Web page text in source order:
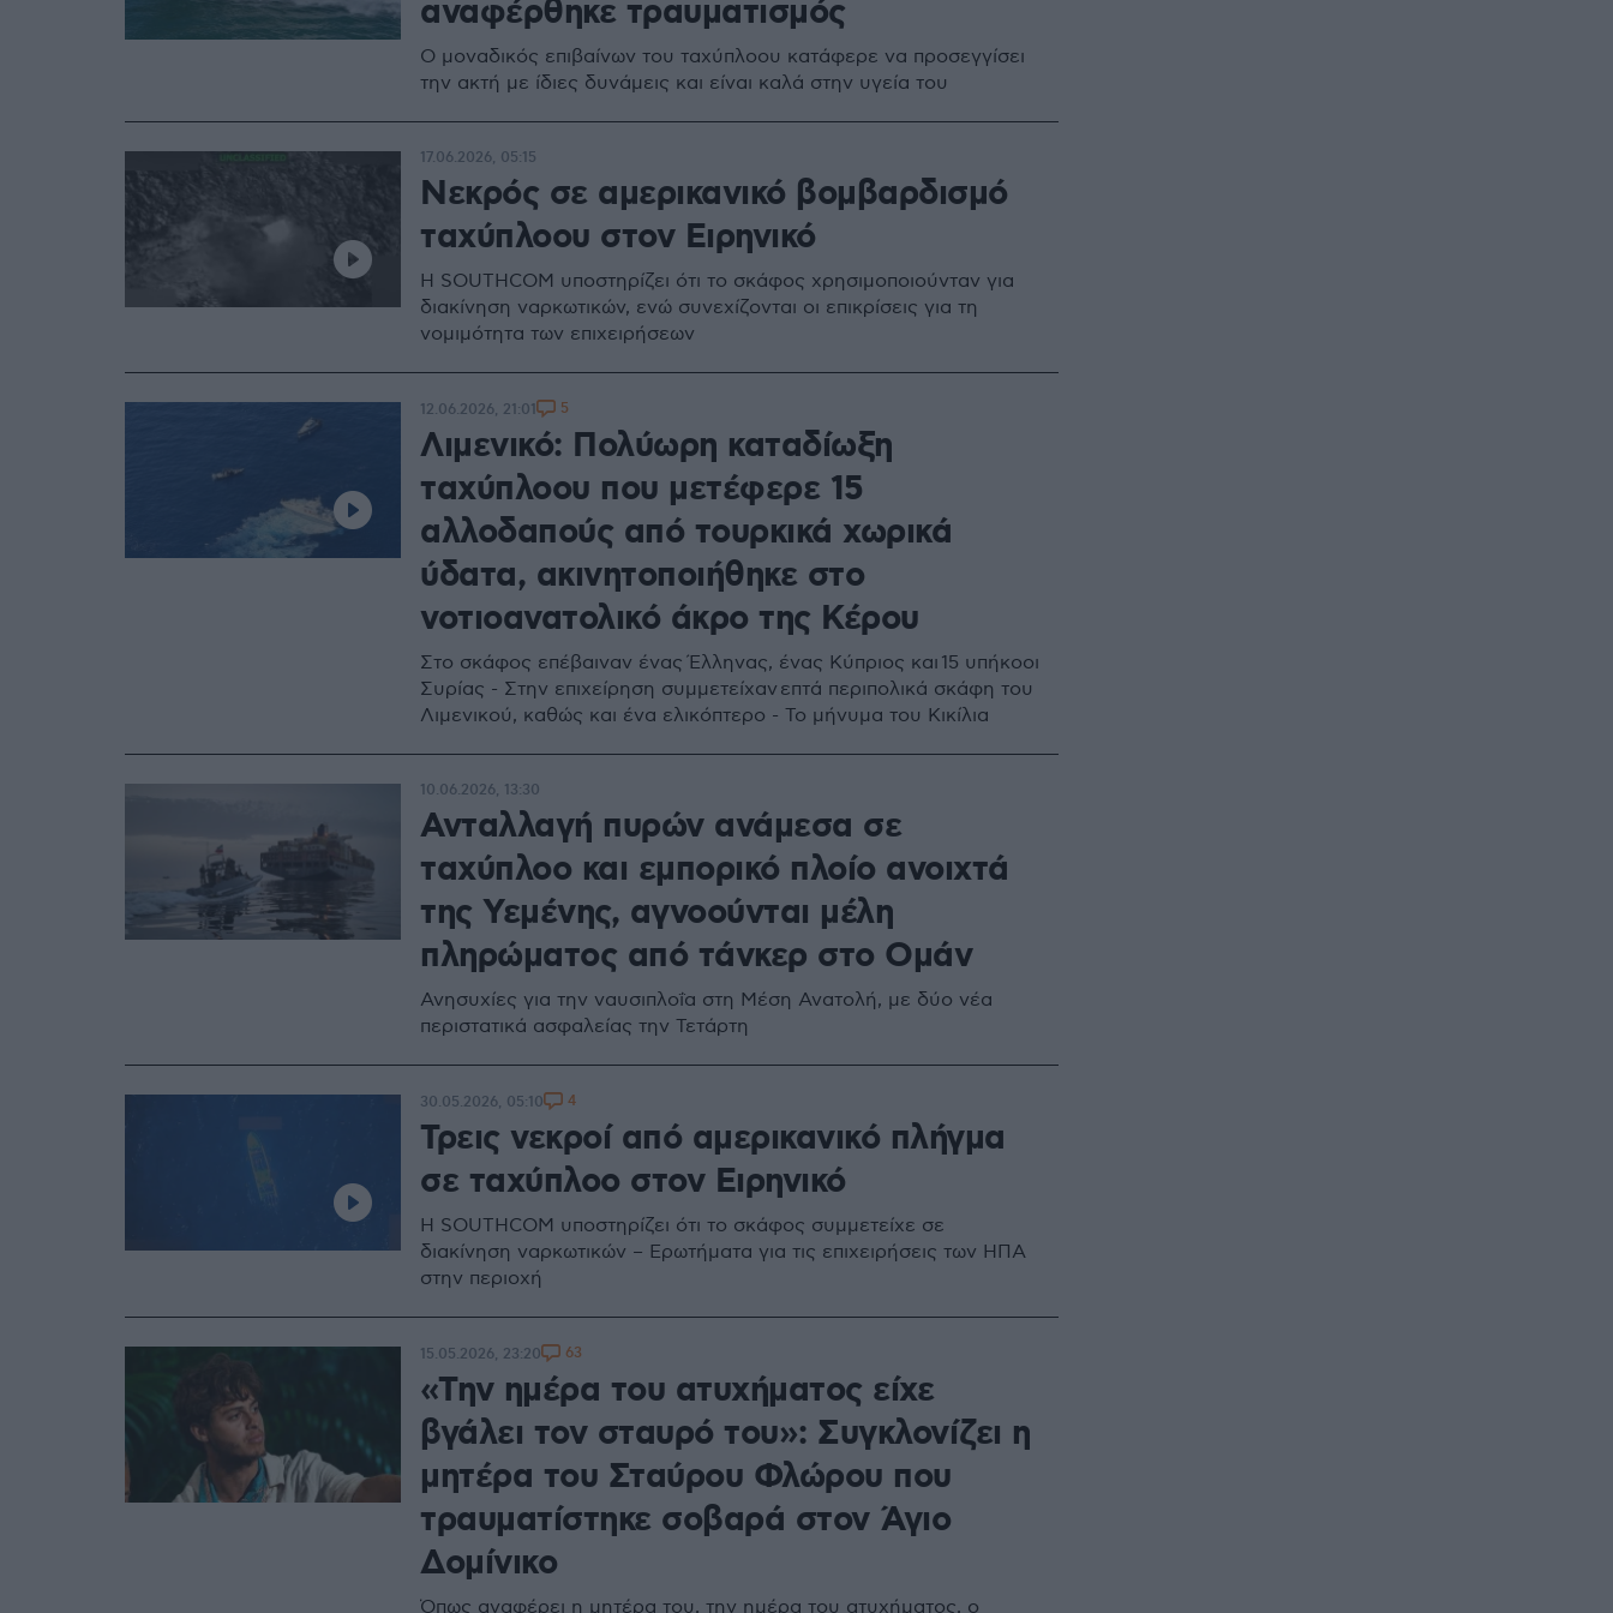
αναφέρθηκε τραυματισμός
Ο μοναδικός επιβαίνων του ταχύπλοου κατάφερε να προσεγγίσει
την ακτή με ίδιες δυνάμεις και είναι καλά στην υγεία του
Νεκρός σε αμερικανικό βομβαρδισμό
ταχύπλοου στον Ειρηνικό
Η SOUTHCOM υποστηρίζει ότι το σκάφος χρησιμοποιούνταν για
διακίνηση ναρκωτικών, ενώ συνεχίζονται οι επικρίσεις για τη
νομιμότητα των επιχειρήσεων
17.06.2026, 05:15
Λιμενικό: Πολύωρη καταδίωξη
ταχύπλοου που μετέφερε 15
αλλοδαπούς από τουρκικά χωρικά
ύδατα, ακινητοποιήθηκε στο
νοτιοανατολικό άκρο της Κέρου
Στο σκάφος επέβαιναν ένας Έλληνας, ένας Κύπριος και 15 υπήκοοι
Συρίας - Στην επιχείρηση συμμετείχαν επτά περιπολικά σκάφη του
Λιμενικού, καθώς και ένα ελικόπτερο - Το μήνυμα του Κικίλια
12.06.2026, 21:01 5
Ανταλλαγή πυρών ανάμεσα σε
ταχύπλοο και εμπορικό πλοίο ανοιχτά
της Υεμένης, αγνοούνται μέλη
πληρώματος από τάνκερ στο Ομάν
Ανησυχίες για την ναυσιπλοΐα στη Μέση Ανατολή, με δύο νέα
περιστατικά ασφαλείας την Τετάρτη
10.06.2026, 13:30
Τρεις νεκροί από αμερικανικό πλήγμα
σε ταχύπλοο στον Ειρηνικό
Η SOUTHCOM υποστηρίζει ότι το σκάφος συμμετείχε σε
διακίνηση ναρκωτικών – Ερωτήματα για τις επιχειρήσεις των ΗΠΑ
στην περιοχή
30.05.2026, 05:10 4
«Tην ημέρα του ατυχήματος είχε
βγάλει τον σταυρό του»: Συγκλονίζει η
μητέρα του Σταύρου Φλώρου που
τραυματίστηκε σοβαρά στον Άγιο
Δομίνικο
Όπως αναφέρει η μητέρα του, την ημέρα του ατυχήματος, ο
15.05.2026, 23:20 63